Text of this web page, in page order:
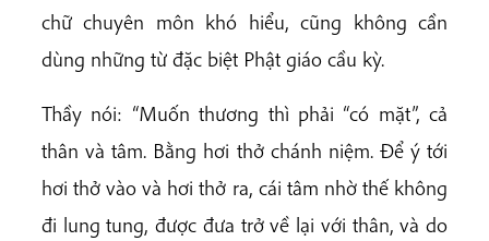
chữ chuyên môn khó hiểu, cũng không cần
dùng những từ đặc biệt Phật giáo cầu kỳ.
Thầy nói: “Muốn thương thì phải “có mặt”, cả
thân và tâm. Bằng hơi thở chánh niệm. Để ý tới
hơi thở vào và hơi thở ra, cái tâm nhờ thế không
đi lung tung, được đưa trở về lại với thân, và do